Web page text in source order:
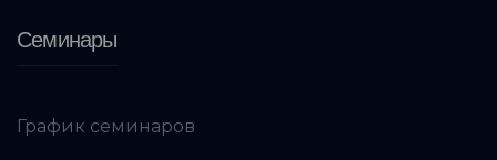
Семинары
График семинаров